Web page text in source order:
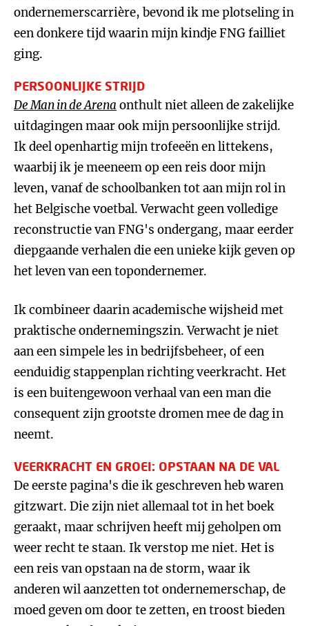
ondernemerscarrière, bevond ik me plotseling in
een donkere tijd waarin mijn kindje FNG failliet
ging.
PERSOONLIJKE STRIJD
De Man in de Arena onthult niet alleen de zakelijke
uitdagingen maar ook mijn persoonlijke strijd.
Ik deel openhartig mijn trofeeën en littekens,
waarbij ik je meeneem op een reis door mijn
leven, vanaf de schoolbanken tot aan mijn rol in
het Belgische voetbal. Verwacht geen volledige
reconstructie van FNG's ondergang, maar eerder
diepgaande verhalen die een unieke kijk geven op
het leven van een topondernemer.
Ik combineer daarin academische wijsheid met
praktische ondernemingszin. Verwacht je niet
aan een simpele les in bedrijfsbeheer, of een
eenduidig stappenplan richting veerkracht. Het
is een buitengewoon verhaal van een man die
consequent zijn grootste dromen mee de dag in
neemt.
VEERKRACHT EN GROEI: OPSTAAN NA DE VAL
De eerste pagina's die ik geschreven heb waren
gitzwart. Die zijn niet allemaal tot in het boek
geraakt, maar schrijven heeft mij geholpen om
weer recht te staan. Ik verstop me niet. Het is
een reis van opstaan na de storm, waar ik
anderen wil aanzetten tot ondernemerschap, de
moed geven om door te zetten, en troost bieden